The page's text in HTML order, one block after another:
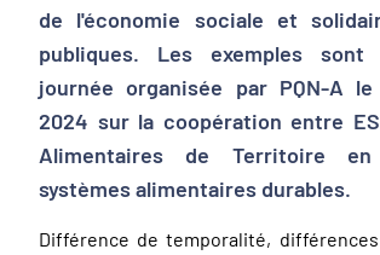
de l'économie sociale et
publiques. Les exemples sont
journée organisée par PQN-A
2024 sur la coopération entre
Alimentaires de Territoire
systèmes alimentaires durables.
Différence de temporalité, différences